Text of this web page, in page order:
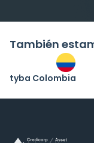
También
tyba Colombia